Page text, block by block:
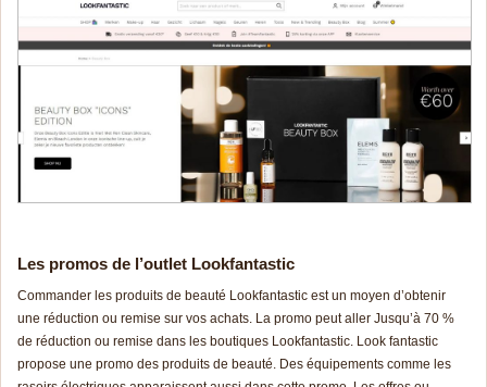
Les promos de l’outlet Lookfantastic
Commander les produits de beauté Lookfantastic est un moyen d’obtenir
une réduction ou remise sur vos achats. La promo peut aller Jusqu’à 70 %
de réduction ou remise dans les boutiques Lookfantastic. Look fantastic
propose une promo des produits de beauté. Des équipements comme les